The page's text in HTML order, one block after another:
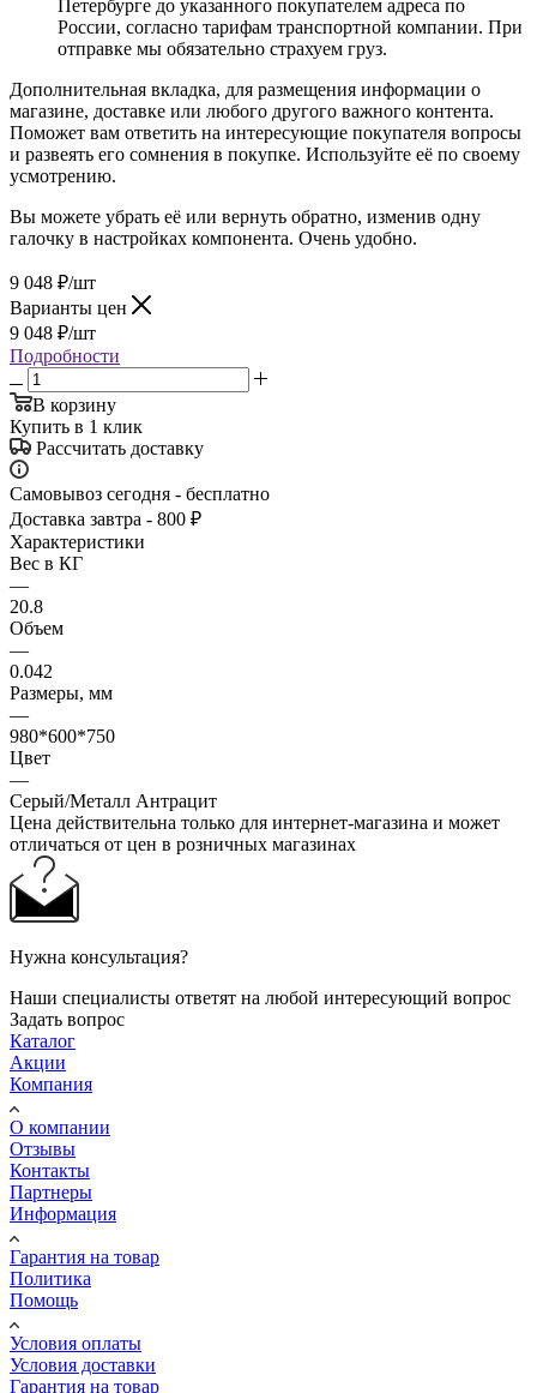
Петербурге до указанного покупателем адреса по
России, согласно тарифам транспортной компании. При
отправке мы обязательно страхуем груз.
Дополнительная вкладка, для размещения информации о
магазине, доставке или любого другого важного контента.
Поможет вам ответить на интересующие покупателя вопросы
и развеять его сомнения в покупке. Используйте её по своему
усмотрению.
Вы можете убрать её или вернуть обратно, изменив одну
галочку в настройках компонента. Очень удобно.
9 048 ₽/шт
Варианты цен
9 048 ₽/шт
Подробности
В корзину
Купить в 1 клик
Рассчитать доставку
Самовывоз сегодня - бесплатно
Доставка завтра - 800 ₽
Характеристики
Вес в КГ
—
20.8
Объем
—
0.042
Размеры, мм
—
980*600*750
Цвет
—
Серый/Металл Антрацит
Цена действительна только для интернет-магазина и может
отличаться от цен в розничных магазинах
Нужна консультация?
Наши специалисты ответят на любой интересующий вопрос
Задать вопрос
Каталог
Акции
Компания
О компании
Отзывы
Контакты
Партнеры
Информация
Гарантия на товар
Политика
Помощь
Условия оплаты
Условия доставки
Гарантия на товар